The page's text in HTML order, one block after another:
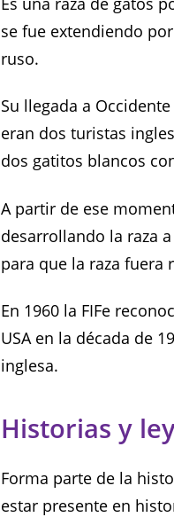
se fue extendiendo
ruso.
Su llegada a
eran dos turistas
dos gatitos blancos
A partir de ese
desarrollando la raza
para que la raza fuera
En 1960 la FIFe
USA en la década de
inglesa.
Historias y
Forma parte de la
estar presente en